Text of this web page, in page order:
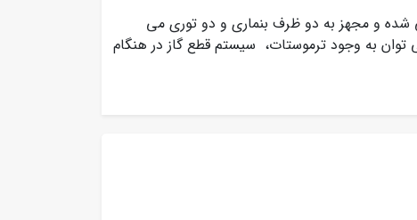
و مجهز به دو ظرف بنماری و دو توری می
به وجود ترموستات، سیستم قطع گاز در هنگام